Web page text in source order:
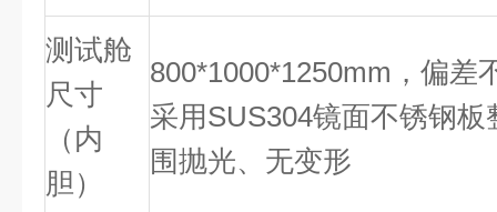
测试舱
尺寸
（内
胆）
800*1000*1250mm，偏差
采用SUS304镜面不锈钢
围抛光、无变形